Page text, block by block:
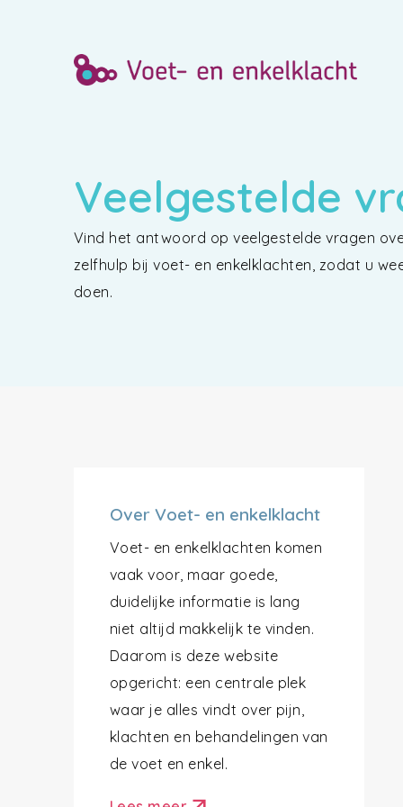
Veelgestelde
Vind het antwoord op veelgestelde vragen
zelfhulp bij voet- en enkelklachten, zodat u
doen.
Over Voet- en enkelklacht
Voet- en enkelklachten komen
vaak voor, maar goede,
duidelijke informatie is lang
niet altijd makkelijk te vinden.
Daarom is deze website
opgericht: een centrale plek
waar je alles vindt over pijn,
klachten en behandelingen van
de voet en enkel.